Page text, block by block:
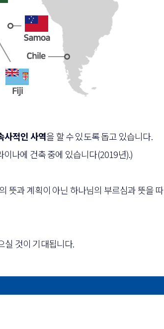
사적인 사역을 할 수 있도록 돕고 있습니다.
나에 건축 중에 있습니다(2019년).)
뜻과 계획이 아닌 하나님의 부르심과 뜻을 따
실 것이 기대됩니다.